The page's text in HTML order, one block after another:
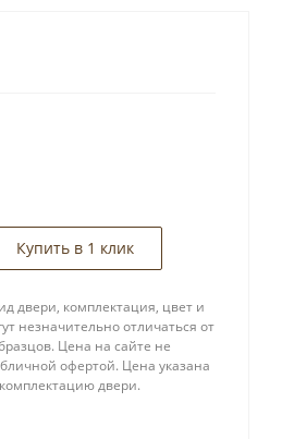
Купить в 1 клик
двери, комплектация, цвет и
незначительно отличаться от
Цена на сайте не
офертой. Цена указана
двери.